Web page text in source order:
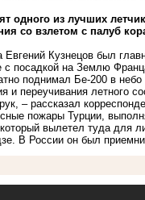
одного из лучших
со взлетом с палуб
Евгений Кузнецов был
с посадкой на Землю
поднимал Бе-200 в
и переучивания летного
– рассказал
пожары Турции,
вылетел туда для
В России он был